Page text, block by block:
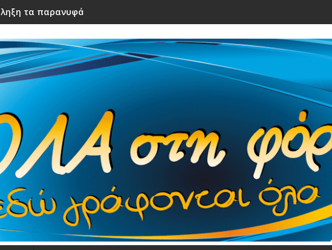
τα παρανυφάκια του γάμου τους – Μόλις τα είδε η νύφη έβαλε τα